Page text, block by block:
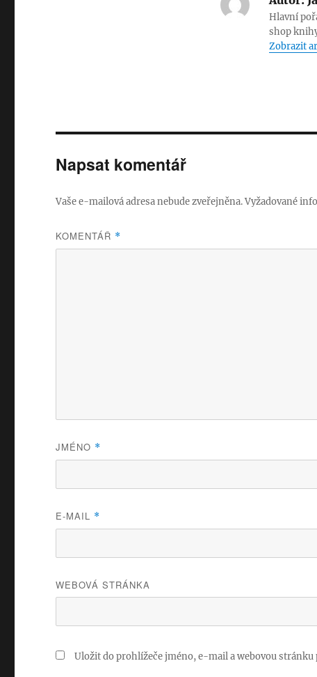
e
te
r
e
d
I
Hlavní
shop
Zobrazit
Napsat komentář
Vaše e-mailová adresa nebude zveřejněna.Vyžadované
KOMENTÁŘ *
JMÉNO *
E-MAIL *
WEBOVÁ STRÁNKA
Uložit do prohlížeče jméno, e-mail a webovou